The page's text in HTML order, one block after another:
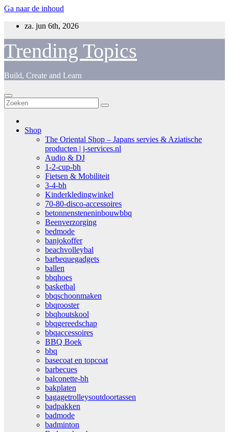
Ga naar de inhoud
za. jun 6th, 2026
Trending Topics
Build, Create and Learn
Shop
The Oriental Shop – Japans servies & Aziatische
producten | j-services.nl
Audio & DJ
1-2-cup-bh
Fietsen & Mobiliteit
3-4-bh
Kinderkledingwinkel
70-80-disco-accessoires
betonnensteneninbouwbbq
Beenverzorging
bedmode
banjokoffer
beachvolleybal
barbequegadgets
ballen
bbqhoes
basketbal
bbqschoonmaken
bbqrooster
bbqhoutskool
bbqgereedschap
bbqaccessoires
BBQ Boek
bbq
basecoat en topcoat
barbecues
balconette-bh
bakplaten
bagagetrolleysoutdoortassen
badpakken
badmode
badminton